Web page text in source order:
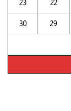
22
23
29
30